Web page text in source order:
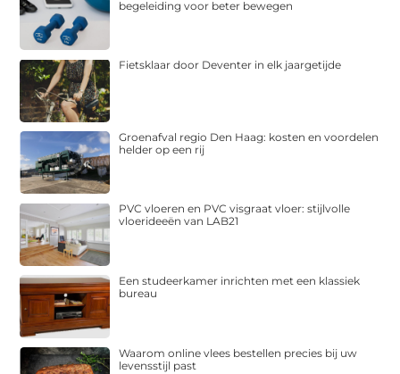
begeleiding voor beter bewegen
Fietsklaar door Deventer in elk jaargetijde
Groenafval regio Den Haag: kosten en voordelen
helder op een rij
PVC vloeren en PVC visgraat vloer: stijlvolle
vloerideeën van LAB21
Een studeerkamer inrichten met een klassiek
bureau
Waarom online vlees bestellen precies bij uw
levensstijl past